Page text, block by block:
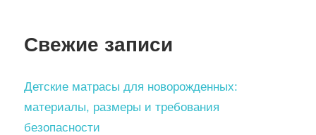
Свежие записи
Детские матрасы для новорожденных:
материалы, размеры и требования
безопасности